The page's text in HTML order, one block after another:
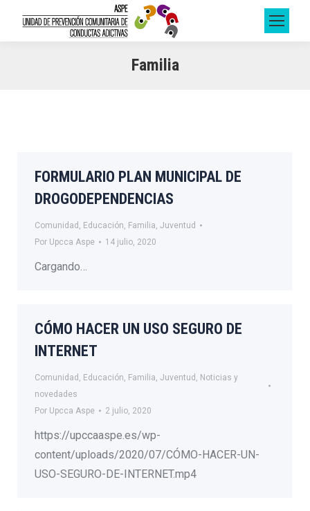
Familia
FORMULARIO PLAN MUNICIPAL DE
DROGODEPENDENCIAS
Comunidad , Educación, Familia, Juventud
Por Upcca Aspe 14 julio, 2020
Cargando…
CÓMO HACER UN USO SEGURO DE
INTERNET
Comunidad , Educación, Familia, Juventud , Noticias y
novedades
Por Upcca Aspe 2 julio, 2020
https://upccaaspe.es/wp-
content/uploads/2020/07/CÓMO-HACER-UN-
USO-SEGURO-DE-INTERNET.mp4